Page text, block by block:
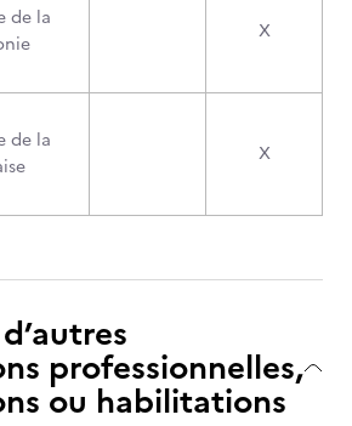
de la
X
de la
X
professionnelles,
ou habilitations